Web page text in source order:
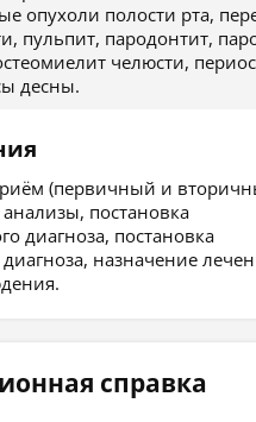
опухоли полости рта,
пульпит, пародонтит,
челюсти,
десны.
(первичный и
постановка
диагноза, постановка
назначение
справка